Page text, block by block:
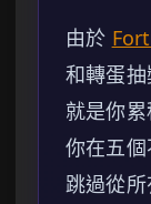
由於
和轉蛋
就是你
你在五
跳過從